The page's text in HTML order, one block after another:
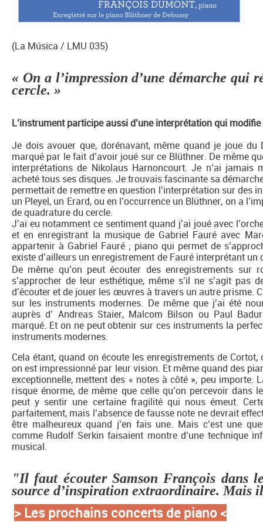
(La Música / LMU 035)
« On a l’impression d’une démarche qui
cercle. »
L’instrument participe aussi d’une interprétation qui
Je dois avouer que, dorénavant, même quand je joue
marqué par le fait d’avoir joué sur ce Blüthner. De même
interprétations de Nikolaus Harnoncourt. Je n’ai jamais
acheté tous ses disques. Je trouvais fascinante sa
permettait de remettre en question l’interprétation sur des
un Pleyel, un Erard, ou en l’occurrence un Blüthner, on a
de quadrature du cercle.
J’ai eu notamment ce sentiment quand j’ai joué avec
et en enregistrant la musique de Gabriel Fauré avec
appartenir à Gabriel Fauré ; piano qui permet de
existe d’ailleurs un enregistrement de Fauré interprétant un
De même qu’on peut écouter des enregistrements sur
s’approcher de leur esthétique, même s’il ne s’agit
d’écouter et de jouer les œuvres à travers un autre prisme.
sur les instruments modernes. De même que j’ai été
auprès d’ Andreas Staier, Malcom Bilson ou Paul
marqué. Et on ne peut obtenir sur ces instruments la
instruments modernes.
Cela étant, quand on écoute les enregistrements de
on est impressionné par leur vision. Et même quand des
exceptionnelle, mettent des « notes à côté », peu importe.
risque énorme, de même que celle qu’on percevoir dans
peut y sentir une certaine fragilité qui nous émeut.
parfaitement, mais l’absence de fausse note ne devrait
être malheureux quand j’en fais une. Mais c’est une
comme Rudolf Serkin faisaient montre d’une technique
musical.
"Il faut écouter Samson François dans
source d’inspiration extraordinaire. Mais
> Les prochains concerts de piano<